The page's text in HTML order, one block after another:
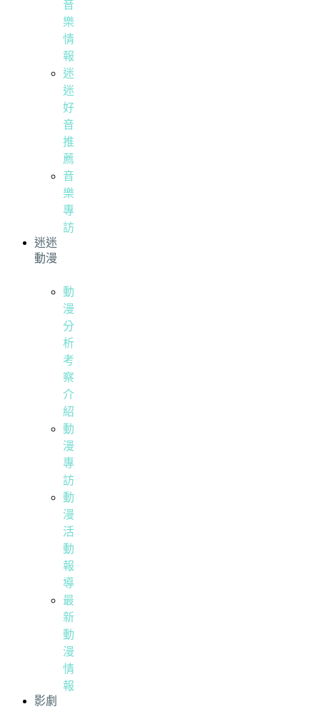
音
樂
情
報
迷
迷
好
音
推
薦
音
樂
專
訪
迷迷
動漫
動
漫
分
析
考
察
介
紹
動
漫
專
訪
動
漫
活
動
報
導
最
新
動
漫
情
報
影劇